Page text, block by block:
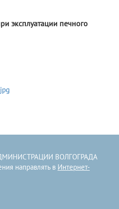
эксплуатации печного
ВОЛГОГРАДА
направлять в Интернет-